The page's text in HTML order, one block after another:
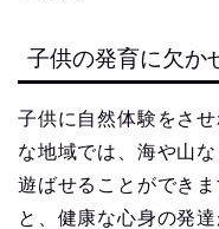
子供の発育に欠か
子供に自然体験をさ
な地域では、海や山
遊ばせることができ
と、健康な心身の発